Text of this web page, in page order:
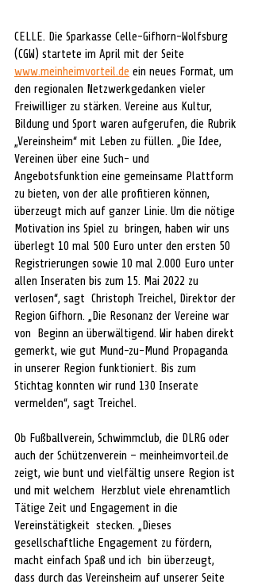
CELLE. Die Sparkasse Celle-Gifhorn-Wolfsburg
(CGW) startete im April mit der Seite
www.meinheimvorteil.de ein neues Format, um
den regionalen Netzwerkgedanken vieler
Freiwilliger zu stärken. Vereine aus Kultur,
Bildung und Sport waren aufgerufen, die Rubrik
„Vereinsheim“ mit Leben zu füllen. „Die Idee,
Vereinen über eine Such- und
Angebotsfunktion eine gemeinsame Plattform
zu bieten, von der alle profitieren können,
überzeugt mich auf ganzer Linie. Um die nötige
Motivation ins Spiel zu  bringen, haben wir uns
überlegt 10 mal 500 Euro unter den ersten 50
Registrierungen sowie 10 mal 2.000 Euro unter
allen Inseraten bis zum 15. Mai 2022 zu
verlosen“, sagt  Christoph Treichel, Direktor der
Region Gifhorn. „Die Resonanz der Vereine war
von  Beginn an überwältigend. Wir haben direkt
gemerkt, wie gut Mund-zu-Mund Propaganda
in unserer Region funktioniert. Bis zum
Stichtag konnten wir rund 130 Inserate
vermelden“, sagt Treichel.
Ob Fußballverein, Schwimmclub, die DLRG oder
auch der Schützenverein – meinheimvorteil.de
zeigt, wie bunt und vielfältig unsere Region ist
und mit welchem  Herzblut viele ehrenamtlich
Tätige Zeit und Engagement in die
Vereinstätigkeit  stecken. „Dieses
gesellschaftliche Engagement zu fördern,
macht einfach Spaß und ich  bin überzeugt,
dass durch das Vereinsheim auf unserer Seite